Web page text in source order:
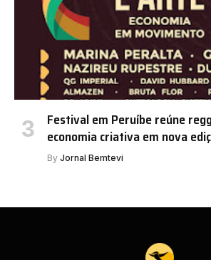
Festival em Peruíbe reúne
economia criativa em nova
By Jornal Bemtevi